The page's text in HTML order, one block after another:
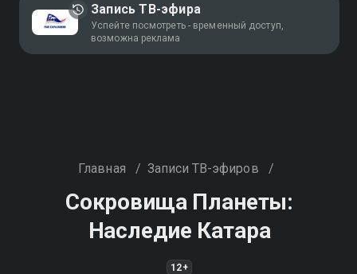
Запись ТВ-эфира
Успейте посмотреть - временный доступ,
возможна реклама
Главная / Записи ТВ-эфиров /
Сокровища Планеты:
Наследие Катара
12+